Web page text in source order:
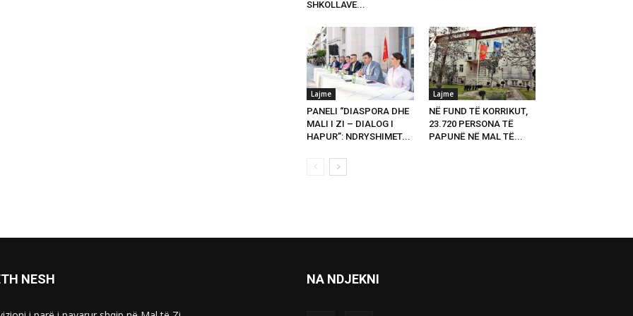
SHKOLLAVE...
Lajme
PANELI “DIASPORA DHE
MALI I ZI – DIALOG I
HAPUR”: NDRYSHIMET...
Lajme
NË FUND TË KORRIKUT,
23.720 PERSONA TË
PAPUNË NË MAL TË...
NESH NA NDJEKNI